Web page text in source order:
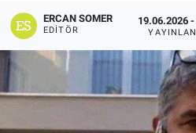
ERCAN SOMER
EDITÖR
19.06.2026